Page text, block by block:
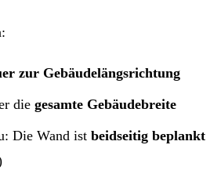
zur Gebäudelängsrichtung
die gesamte Gebäudebreite
Die Wand ist beidseitig beplankt